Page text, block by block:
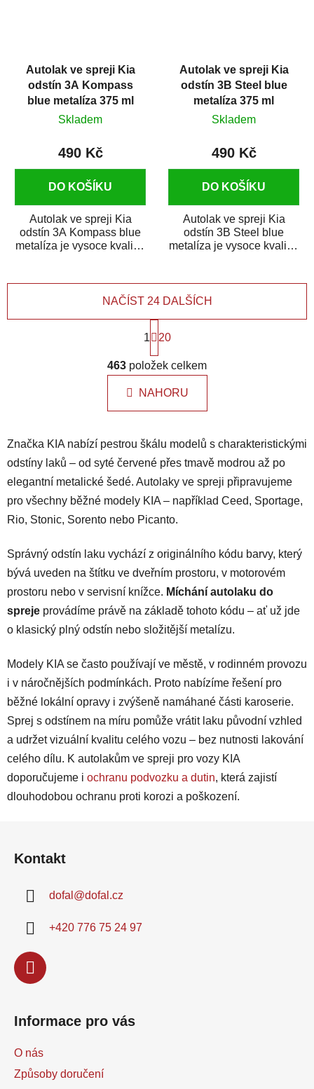
Autolak ve spreji Kia
odstín 3A Kompass
blue metalíza 375 ml
Skladem
490 Kč
DO KOŠÍKU
Autolak ve spreji Kia
odstín 3A Kompass blue
metalíza je vysoce kvalitní
Autolak ve spreji Kia
odstín 3B Steel blue
metalíza 375 ml
Skladem
490 Kč
DO KOŠÍKU
Autolak ve spreji Kia
odstín 3B Steel blue
metalíza je vysoce kvalitní
O
v
l
á
d
c
í
p
r
v
k
v
ý
i
s
u
NAČÍST 24 DALŠÍCH
S
t
á
n
k
n
í
1 20
463 položek celkem
NAHORU
Značka KIA nabízí pestrou škálu modelů s charakteristickými
odstíny laků – od syté červené přes tmavě modrou až po
elegantní metalické šedé. Autolaky ve spreji připravujeme
pro všechny běžné modely KIA – například Ceed, Sportage,
Rio, Stonic, Sorento nebo Picanto.
Správný odstín laku vychází z originálního kódu barvy, který
bývá uveden na štítku ve dveřním prostoru, v motorovém
prostoru nebo v servisní knížce. Míchání autolaku do
spreje provádíme právě na základě tohoto kódu – ať už jde
o klasický plný odstín nebo složitější metalízu.
Modely KIA se často používají ve městě, v rodinném provozu
i v náročnějších podmínkách. Proto nabízíme řešení pro
běžné lokální opravy i zvýšeně namáhané části karoserie.
Sprej s odstínem na míru pomůže vrátit laku původní vzhled
a udržet vizuální kvalitu celého vozu – bez nutnosti lakování
celého dílu. K autolakům ve spreji pro vozy KIA
doporučujeme i ochranu podvozku a dutin, která zajistí
dlouhodobou ochranu proti korozi a poškození.
Kontakt
dofal @dofal.cz
+420 776 75 24 97
Informace pro vás
O nás
Způsoby doručení